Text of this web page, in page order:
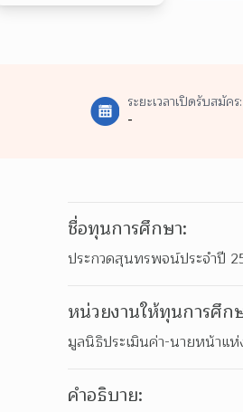
ระยะเวลาเปิดรับสมัคร:
-
ชื่อทุนการศึกษา:
ประกวดสุนทรพจน์ประจำปี
หน่วยงานให้ทุนการศึก
มูลนิธิประเมินค่า-นายหน้าแห่
คำอธิบาย: